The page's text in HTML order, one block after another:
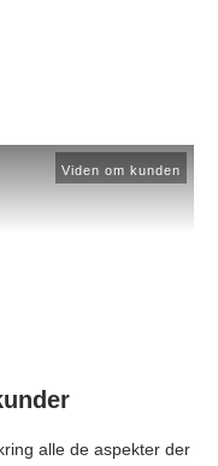
Viden om kunden
alle de aspekter der